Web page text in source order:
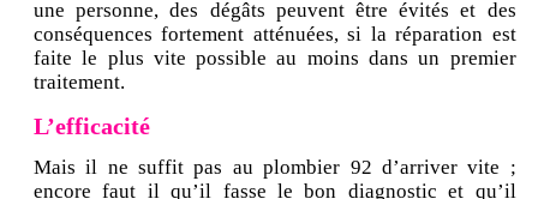
une personne, des dégâts peuvent être évités et des
conséquences fortement atténuées, si la réparation est
faite le plus vite possible au moins dans un premier
traitement.
L’efficacité
Mais il ne suffit pas au plombier 92 d’arriver vite ;
encore faut il qu’il fasse le bon diagnostic et qu’il